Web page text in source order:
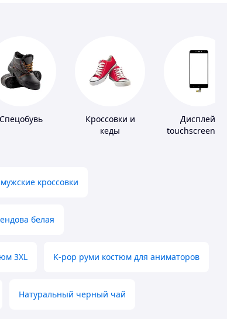
Спецобувь
Кроссовки и
кеды
Дисплей,
touchscreen
кроссовки
белая
3XL K-pop руми костюм для аниматоров
Натуральный черный чай